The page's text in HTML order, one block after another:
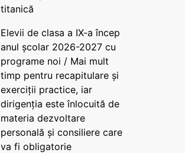
titanică
Elevii de clasa a IX-a încep
anul școlar 2026-2027 cu
programe noi / Mai mult
timp pentru recapitulare și
exerciții practice, iar
dirigenția este înlocuită de
materia dezvoltare
personală și consiliere care
va fi obligatorie